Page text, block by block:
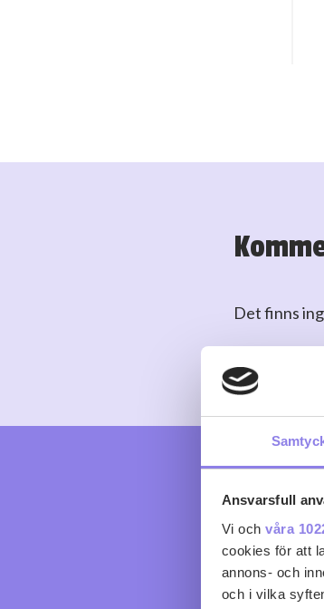
Ansvarsfull
Vi och våra
cookies för att
annons- och
och i vilka
Det finns
Logga ineller